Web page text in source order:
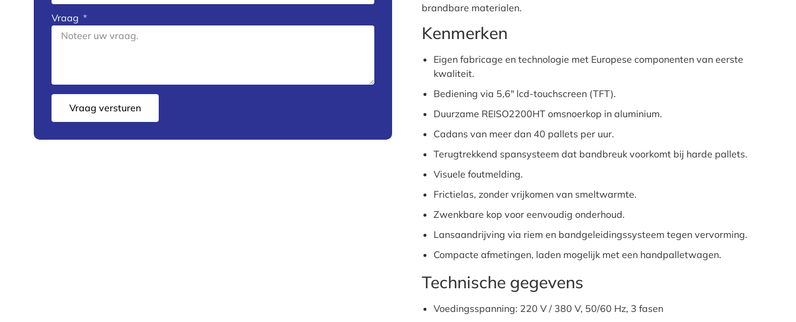
Vraag
Vraag versturen
brandbare materialen.
Kenmerken
Eigen fabricage en technologie met Europese componenten van eerste
kwaliteit.
Bediening via 5,6″ lcd-touchscreen (TFT).
Duurzame REISO2200HT omsnoerkop in aluminium.
Cadans van meer dan 40 pallets per uur.
Terugtrekkend spansysteem dat bandbreuk voorkomt bij harde pallets.
Visuele foutmelding.
Frictielas, zonder vrijkomen van smeltwarmte.
Zwenkbare kop voor eenvoudig onderhoud.
Lansaandrijving via riem en bandgeleidingssysteem tegen vervorming.
Compacte afmetingen, laden mogelijk met een handpalletwagen.
Technische gegevens
Voedingsspanning: 220 V / 380 V, 50/60 Hz, 3 fasen